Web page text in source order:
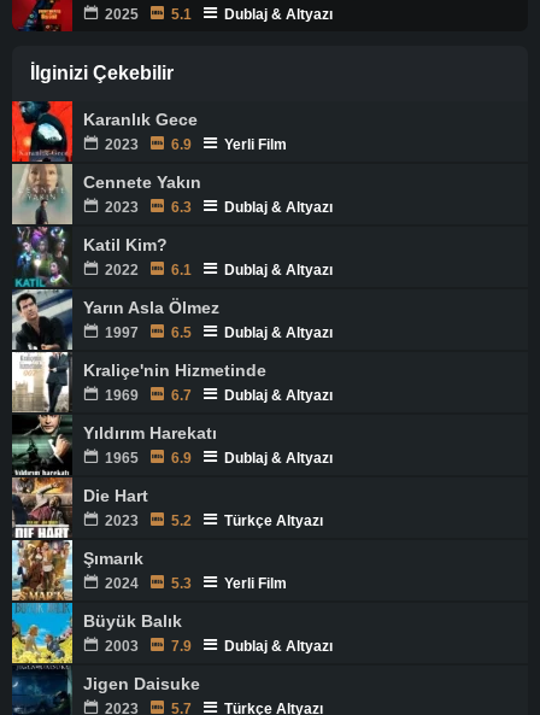
2025 5.1 Dublaj & Altyazı
İlginizi Çekebilir
Karanlık Gece
2023 6.9 Yerli Film
Cennete Yakın
2023 6.3 Dublaj & Altyazı
Katil Kim?
2022 6.1 Dublaj & Altyazı
Yarın Asla Ölmez
1997 6.5 Dublaj & Altyazı
Kraliçe'nin Hizmetinde
1969 6.7 Dublaj & Altyazı
Yıldırım Harekatı
1965 6.9 Dublaj & Altyazı
Die Hart
2023 5.2 Türkçe Altyazı
Şımarık
2024 5.3 Yerli Film
Büyük Balık
2003 7.9 Dublaj & Altyazı
Jigen Daisuke
2023 5.7 Türkçe Altyazı